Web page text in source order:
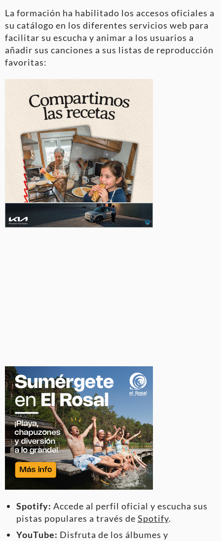
La formación ha habilitado los accesos oficiales a
su catálogo en los diferentes servicios web para
facilitar su escucha y animar a los usuarios a
añadir sus canciones a sus listas de reproducción
favoritas:
Spotify: Accede al perfil oficial y escucha sus
pistas populares a través de Spotify.
YouTube: Disfruta de los álbumes y